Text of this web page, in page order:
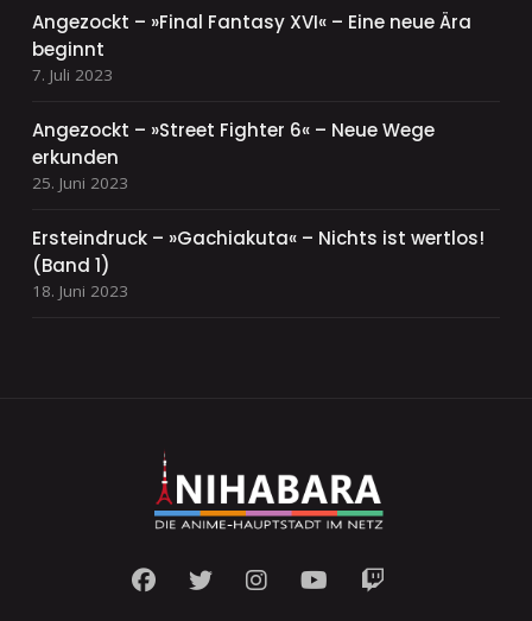
Angezockt – »Final Fantasy XVI« – Eine neue Ära
beginnt
7. Juli 2023
Angezockt – »Street Fighter 6« – Neue Wege
erkunden
25. Juni 2023
Ersteindruck – »Gachiakuta« – Nichts ist wertlos!
(Band 1)
18. Juni 2023